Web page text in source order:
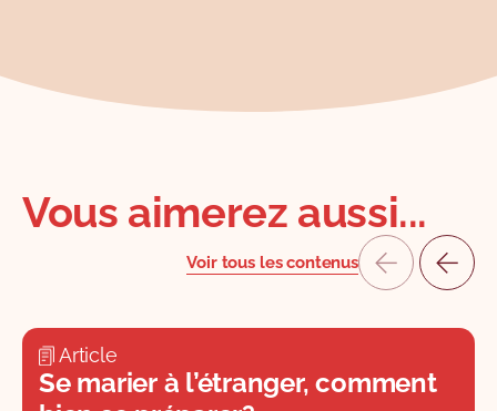
Vous aimerez aussi...
Voir tous les contenus
Article
Se marier à l’étranger, comment